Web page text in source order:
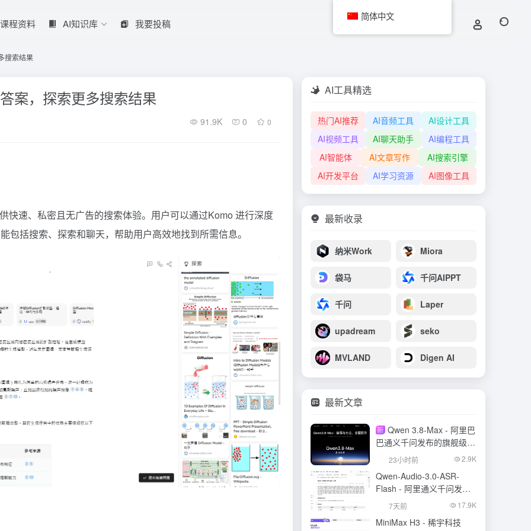
课程资料 AI知识库 我要投稿
搜索结果
案，探索更多搜索结果
91.9K 0 0
快速、私密且无广告的搜索体验。用户可以通过Komo 进行深度
括搜索、探索和聊天，帮助用户高效地找到所需信息。
AI工具精选
热门AI推荐 AI音频工具
AI设计工具
AI视频工具
AI聊天助手
AI编程工具
AI智能体
AI文章写作
AI搜索引擎
AI开发平台
AI学习资源 AI图像工具
最新收录
纳米Work Miora
袋马 千问AIPPT
千问 Laper
upadream seko
MVLAND Digen AI
最新文章
新 Qwen 3.8-Max - 阿里巴
巴通义千问发布的旗舰级大
模型23小时前 2.9K
Qwen-Audio-3.0-ASR-
Flash - 阿里通义千问发布
的语音识别大模型
7天前 17.9K
MiniMax H3 - 稀宇科技
简体中文